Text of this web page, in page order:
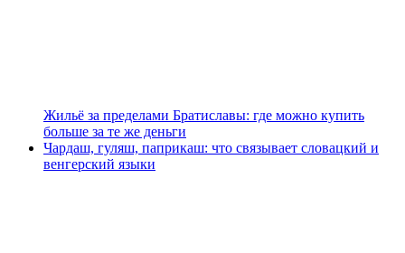
Жильё за пределами Братиславы: где можно купить
больше за те же деньги
Чардаш, гуляш, паприкаш: что связывает словацкий и
венгерский языки